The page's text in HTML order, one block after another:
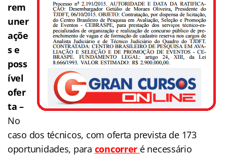
rem
uner
açõe
s e
poss
ível
ofer
ta –
No
caso dos técnicos, com oferta prevista de 173
oportunidades, para concorrer é necessário